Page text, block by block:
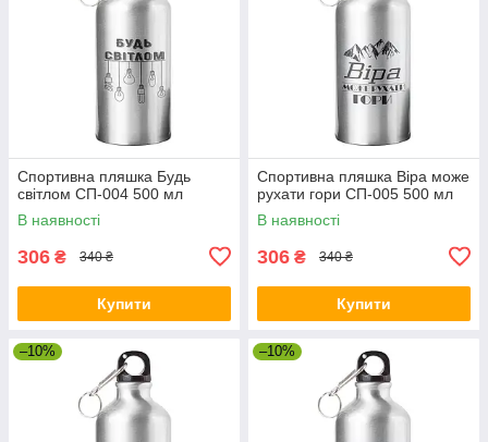
Спортивна пляшка Будь
світлом СП-004 500 мл
В наявності
306 ₴ 340 ₴
Купити
Спортивна пляшка Віра може
рухати гори СП-005 500 мл
В наявності
306 ₴ 340 ₴
Купити
–10% –10%